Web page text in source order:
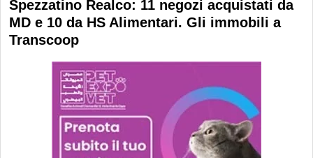
Spezzatino Realco: 11 negozi acquistati da
MD e 10 da HS Alimentari. Gli immobili a
Transcoop